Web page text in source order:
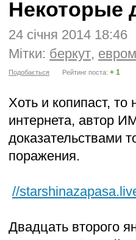
Некоторые
24 січня 2014
Мітки: беркут,
Подобається Рейтинг поста: + 1
Хоть и копипаст, то
интернета, автор
доказательствами
поражения.
//
Двадцать второго